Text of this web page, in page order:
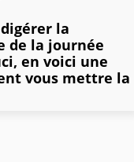
la
de la journée
en voici une
vous mettre la